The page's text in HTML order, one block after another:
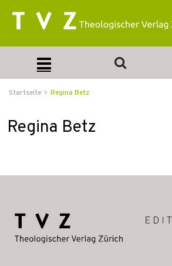
Startseite Regina Betz
Regina Betz